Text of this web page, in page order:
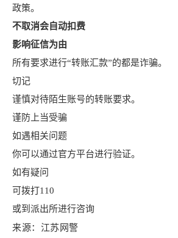
政策。
不取消会自动扣费
影响征信为由
所有要求进行“转账汇款”的都是诈骗。
切记
谨慎对待陌生账号的转账要求。
谨防上当受骗
如遇相关问题
你可以通过官方平台进行验证。
如有疑问
可拨打110
或到派出所进行咨询
来源：江苏网警